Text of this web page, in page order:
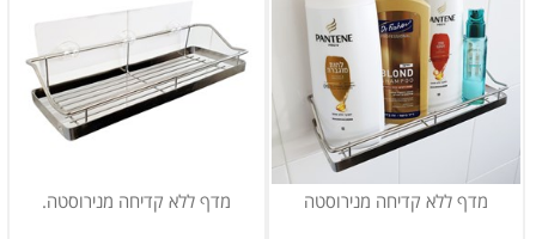
מדף ללא קדיחה מנירוסטה מדף ללא קדיחה מנירוסטה.